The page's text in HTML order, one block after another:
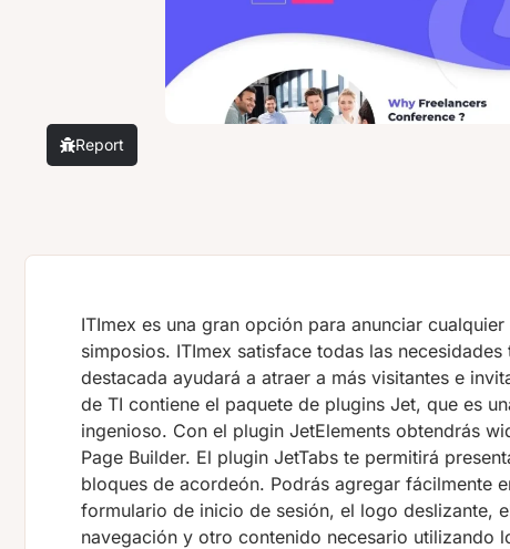
Report
ITImex es una gran opción para anunciar
simposios. ITImex satisface todas las
destacada ayudará a atraer a más visitantes e
de TI contiene el paquete de plugins Jet, que es
ingenioso. Con el plugin JetElements obtendrás
Page Builder. El plugin JetTabs te permitirá
bloques de acordeón. Podrás agregar fácilmente
formulario de inicio de sesión, el logo deslizante,
navegación y otro contenido necesario utilizando